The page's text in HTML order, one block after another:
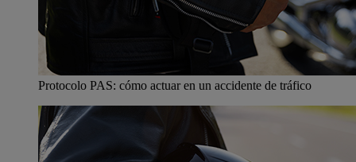
Protocolo PAS: cómo actuar en un accidente de tráfico